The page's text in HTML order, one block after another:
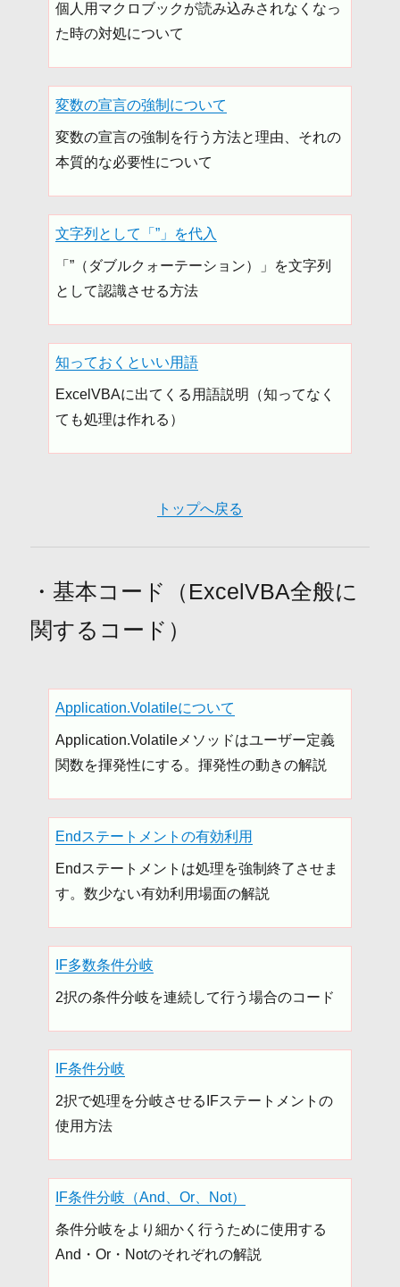
個人用マクロブックが読み込みされなくなっ
た時の対処について
変数の宣言の強制について
変数の宣言の強制を行う方法と理由、それの
本質的な必要性について
文字列として「”」を代入
「”（ダブルクォーテーション）」を文字列
として認識させる方法
知っておくといい用語
ExcelVBAに出てくる用語説明（知ってなく
ても処理は作れる）
トップへ戻る
・基本コード（ExcelVBA全般に
関するコード）
Application.Volatileについて
Application.Volatileメソッドはユーザー定義
関数を揮発性にする。揮発性の動きの解説
Endステートメントの有効利用
Endステートメントは処理を強制終了させま
す。数少ない有効利用場面の解説
IF多数条件分岐
2択の条件分岐を連続して行う場合のコード
IF条件分岐
2択で処理を分岐させるIFステートメントの
使用方法
IF条件分岐（And、Or、Not）
条件分岐をより細かく行うために使用する
And・Or・Notのそれぞれの解説